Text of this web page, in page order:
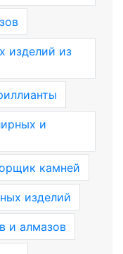
изделий из
и
камней
изделий
и алмазов